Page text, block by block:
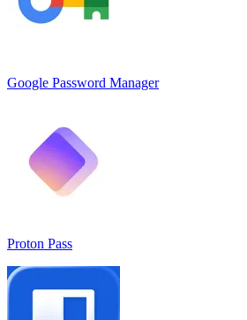
Google Password Manager
Proton Pass